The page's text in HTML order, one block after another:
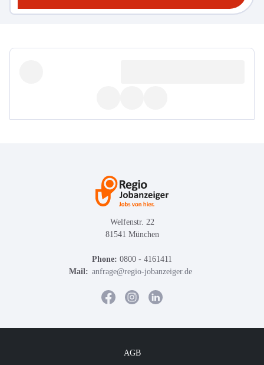
Welfenstr. 22
81541 München
Phone: 0800 - 4161411
Mail: anfrage@regio-jobanzeiger.de
AGB